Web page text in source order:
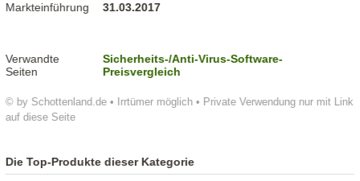
© by Schottenland.de • Irrtümer möglich • Private Verwendung nur mit Link
auf diese Seite
Markteinführung 31.03.2017
Verwandte
Seiten
Sicherheits-/Anti-Virus-Software-
Preisvergleich
Die Top-Produkte dieser Kategorie